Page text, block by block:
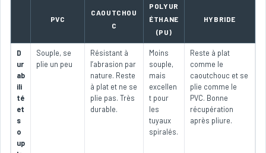
PVC
CAOUTCHOU
C
POLYUR
ÉTHANE
(PU)
HYBRIDE
D
ur
ab
ili
té
et
s
o
up
Souple, se
plie un peu
Résistant à
l’abrasion par
nature. Reste
à plat et ne se
plie pas. Très
durable.
Moins
souple,
mais
excellen
t pour
les
tuyaux
spiralés.
Reste à plat
comme le
caoutchouc et se
plie comme le
PVC. Bonne
récupération
après pliure.